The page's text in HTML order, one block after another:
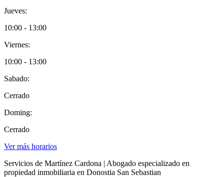
Jueves:
10:00 - 13:00
Viernes:
10:00 - 13:00
Sabado:
Cerrado
Doming:
Cerrado
Ver más horarios
Servicios de Martínez Cardona | Abogado especializado en
propiedad inmobiliaria en Donostia San Sebastian